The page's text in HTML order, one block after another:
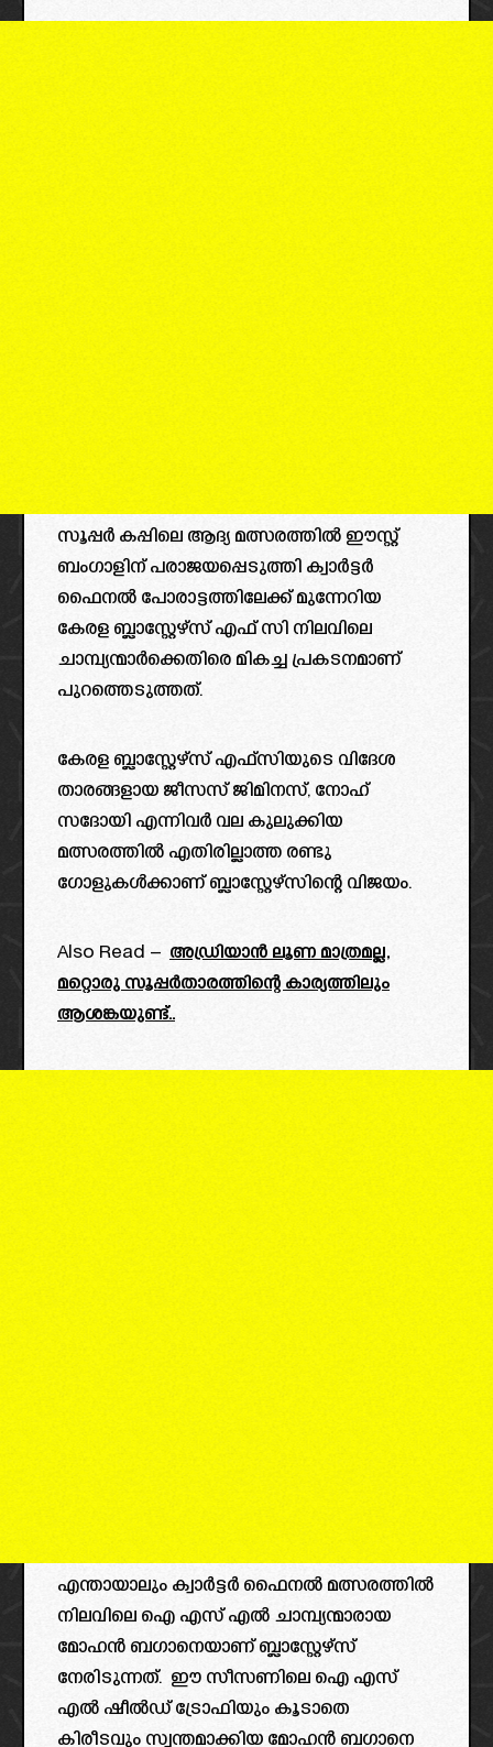
സൂപ്പർ കപ്പിലെ ആദ്യ മത്സരത്തിൽ ഈസ്റ്റ്
ബംഗാളിന് പരാജയപ്പെടുത്തി ക്വാർട്ടർ
ഫൈനൽ പോരാട്ടത്തിലേക്ക് മുന്നേറിയ
കേരള ബ്ലാസ്റ്റേഴ്സ് എഫ് സി നിലവിലെ
ചാമ്പ്യന്മാർക്കെതിരെ മികച്ച പ്രകടനമാണ്
പുറത്തെടുത്തത്.
കേരള ബ്ലാസ്റ്റേഴ്സ് എഫ്സിയുടെ വിദേശ
താരങ്ങളായ ജീസസ് ജിമിനസ്, നോഹ്
സദോയി എന്നിവർ വല കുലുക്കിയ
മത്സരത്തിൽ എതിരില്ലാത്ത രണ്ടു
ഗോളുകൾക്കാണ് ബ്ലാസ്റ്റേഴ്സിന്റെ വിജയം.
Also Read – അഡ്രിയാൻ ലൂണ മാത്രമല്ല,
മറ്റൊരു സൂപ്പർതാരത്തിന്റെ കാര്യത്തിലും
ആശങ്കയുണ്ട്..
എന്തായാലും ക്വാർട്ടർ ഫൈനൽ മത്സരത്തിൽ
നിലവിലെ ഐ എസ് എൽ ചാമ്പ്യന്മാരായ
മോഹൻ ബഗാനെയാണ് ബ്ലാസ്റ്റേഴ്സ്
നേരിടുന്നത്. ഈ സീസണിലെ ഐ എസ്
എൽ ഷീൽഡ് ട്രോഫിയും കൂടാതെ
കിരീടവും സ്വന്തമാക്കിയ മോഹൻ ബഗാനെ